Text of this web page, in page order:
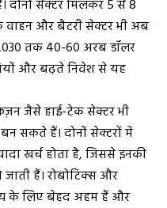
दोनों सेक्टर मिलकर 5 से 8
वाहन और बैटरी सेक्टर भी अब
तक 40-60 अरब डॉलर
और बढ़ते निवेश से यह
जैसे हाई-टेक सेक्टर भी
बन सकते हैं। दोनों सेक्टरों में
खर्च होता है, जिससे इनकी
हैं। रोबोटिक्स और
के लिए बेहद अहम हैं और